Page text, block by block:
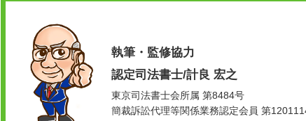
執筆・監修協力
認定司法書士/計良 宏之
東京司法書士会所属 第8484号
簡裁訴訟代理等関係業務認定会員 第